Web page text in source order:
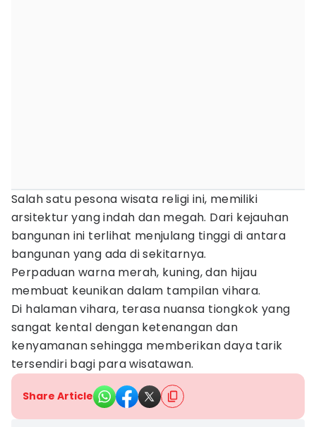
Salah satu pesona wisata religi ini, memiliki
arsitektur yang indah dan megah. Dari kejauhan
bangunan ini terlihat menjulang tinggi di antara
bangunan yang ada di sekitarnya.
Perpaduan warna merah, kuning, dan hijau
membuat keunikan dalam tampilan vihara.
Di halaman vihara, terasa nuansa tiongkok yang
sangat kental dengan ketenangan dan
kenyamanan sehingga memberikan daya tarik
tersendiri bagi para wisatawan.
Share Article